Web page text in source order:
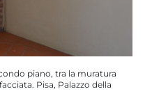
piano, tra la muratura
Pisa, Palazzo della